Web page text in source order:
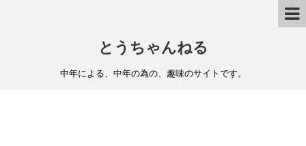
とうちゃんねる
中年による、中年の為の、趣味のサイトです。